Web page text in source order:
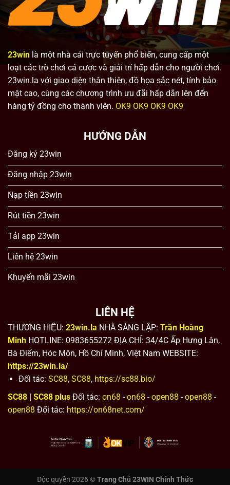
23win là một nhà cái trực tuyến phổ biến, cung cấp một
loạt các trò chơi cá cược và giải trí hấp dẫn cho người chơi.
23win.la với giao diện thân thiện, đồ họa sắc nét, tính bảo
mật cao, cùng các chương trình ưu đãi hấp dẫn lên đến
hàng tỷ đồng cho thành viên. OK9 OK9 OK9 OK9
HƯỚNG DẪN
Đăng ký 23win
Đăng nhập 23win
Nạp tiền 23win
Rút tiền 23win
Tải app 23win
Liên hệ 23win
Khuyến mãi 23win
LIÊN HỆ
THƯƠNG HIỆU: 23win.la NHÀ SÁNG LẬP: Trần Hoàng
Minh HOTLINE: 0983655272 ĐỊA CHỈ: 34/4C Ấp Hưng Lân,
Bà Điểm, Hóc Môn, Hồ Chí Minh, Việt Nam WEBSITE:
https://23win.la/
Đối tác: SC88, SC88, https://sc88.bio/
SC88 | SC88 plus Đối tác: on68 -on68 -open88 -open88 -
open88 Đối tác: https://on68net.com/
Độc quyền 2026 ©Trang Chủ 23WIN Chính Thức